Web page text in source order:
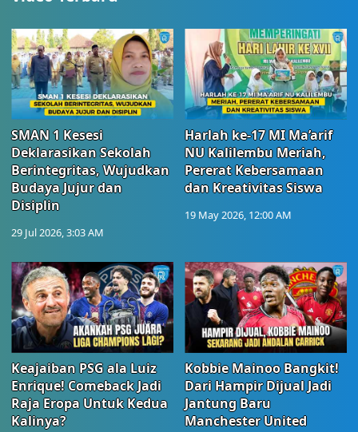
SMAN 1 Kesesi
Deklarasikan Sekolah
Berintegritas, Wujudkan
Budaya Jujur dan
Disiplin
29 Jul 2026, 3:03 AM
Harlah ke-17 MI Ma’arif
NU Kalilembu Meriah,
Pererat Kebersamaan
dan Kreativitas Siswa
19 May 2026, 12:00 AM
Keajaiban PSG ala Luiz
Enrique! Comeback Jadi
Raja Eropa Untuk Kedua
Kalinya?
Kobbie Mainoo Bangkit!
Dari Hampir Dijual Jadi
Jantung Baru
Manchester United